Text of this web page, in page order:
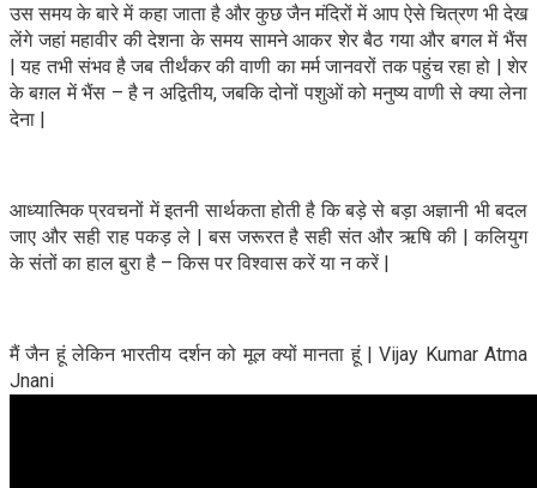
उस समय के बारे में कहा जाता है और कुछ जैन मंदिरों में आप ऐसे चित्रण भी देख
लेंगे जहां महावीर की देशना के समय सामने आकर शेर बैठ गया और बगल में भैंस
| यह तभी संभव है जब तीर्थंकर की वाणी का मर्म जानवरों तक पहुंच रहा हो | शेर
के बग़ल में भैंस – है न अद्वितीय, जबकि दोनों पशुओं को मनुष्य वाणी से क्या लेना
देना |
आध्यात्मिक प्रवचनों में इतनी सार्थकता होती है कि बड़े से बड़ा अज्ञानी भी बदल
जाए और सही राह पकड़ ले | बस जरूरत है सही संत और ऋषि की | कलियुग
के संतों का हाल बुरा है – किस पर विश्वास करें या न करें |
मैं जैन हूं लेकिन भारतीय दर्शन को मूल क्यों मानता हूं | Vijay Kumar Atma
Jnani